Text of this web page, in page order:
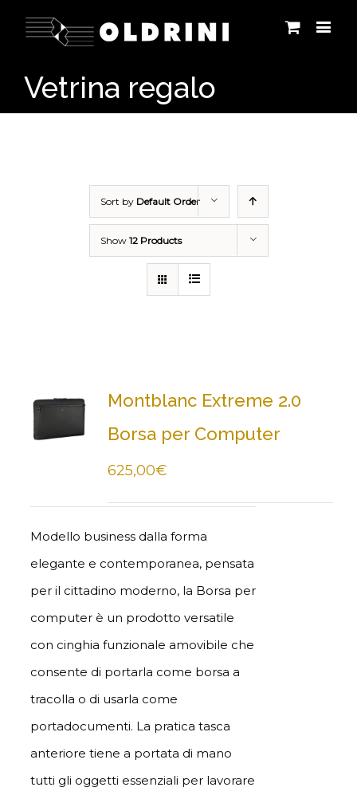
Vetrina regalo
Sort by Default Order
Show 12 Products
Montblanc Extreme 2.0
Borsa per Computer
625,00€
Modello business dalla forma
elegante e contemporanea, pensata
per il cittadino moderno, la Borsa per
computer è un prodotto versatile
con cinghia funzionale amovibile che
consente di portarla come borsa a
tracolla o di usarla come
portadocumenti. La pratica tasca
anteriore tiene a portata di mano
tutti gli oggetti essenziali per lavorare